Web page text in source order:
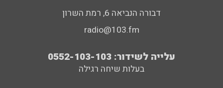
דבורה הנביאה 6, רמת השרון
radio@103.fm
עלייה לשידור: 0552-103-103
בעלות שיחה רגילה